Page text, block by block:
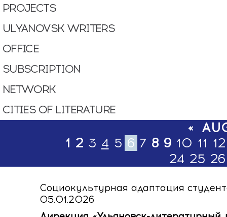
PROJECTS
ULYANOVSK WRITERS
OFFICE
SUBSСRIPTION
NETWORK
CITIES OF LITERATURE
«
1 2 3 4 5 6 7 8 9 10 11 12
24 25 26
Социокультурная адаптация
05.01.2026